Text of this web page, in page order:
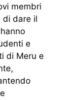
membri
di dare il
e
di Meru e